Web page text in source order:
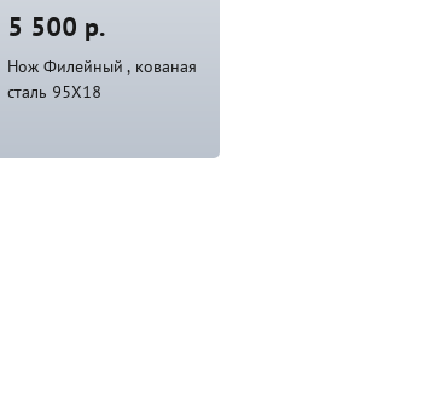
5 500 р.
Нож Филейный , кованая
сталь 95Х18